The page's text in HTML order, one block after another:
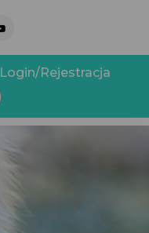
Login/Rejestracja